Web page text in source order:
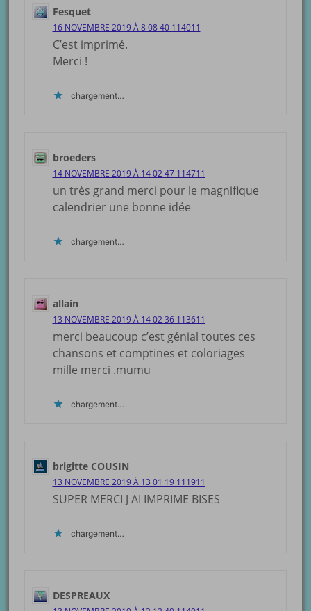
Fesquet
16 NOVEMBRE 2019 À 8 08 40 114011
C’est imprimé.
Merci !
chargement…
broeders
14 NOVEMBRE 2019 À 14 02 47 114711
un très grand merci pour le magnifique
calendrier une bonne idée
chargement…
allain
13 NOVEMBRE 2019 À 14 02 36 113611
merci beaucoup c’est génial toutes ces
chansons et comptines et coloriages
mille merci .mumu
chargement…
brigitte COUSIN
13 NOVEMBRE 2019 À 13 01 19 111911
SUPER MERCI J AI IMPRIME BISES
chargement…
DESPREAUX